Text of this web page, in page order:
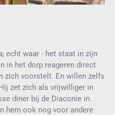
echt waar - het staat in zijn
in het dorp reageren direct
zich voorstelt. En willen zelfs
zet zich als vrijwilliger in
diner bij de Diaconie in
hem ook nog voor andere